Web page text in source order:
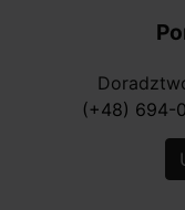
(+48) 694-